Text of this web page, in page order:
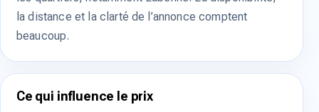
la distance et la clarté de l’annonce comptent
beaucoup.
Ce qui influence le prix